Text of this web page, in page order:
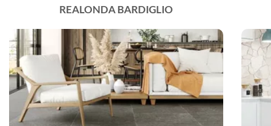
REALONDA BARDIGLIO